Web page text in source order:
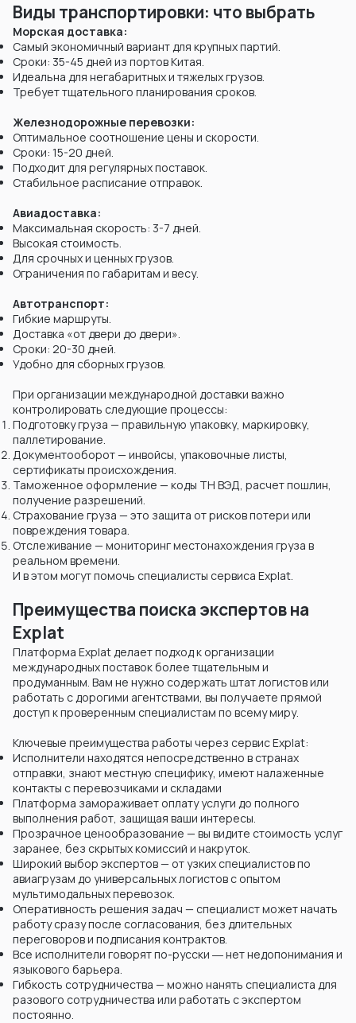
Виды транспортировки: что выбрать
Морская доставка:
Самый экономичный вариант для крупных партий.
Сроки: 35-45 дней из портов Китая.
Идеальна для негабаритных и тяжелых грузов.
Требует тщательного планирования сроков.
Железнодорожные перевозки:
Оптимальное соотношение цены и скорости.
Сроки: 15-20 дней.
Подходит для регулярных поставок.
Стабильное расписание отправок.
Авиадоставка:
Максимальная скорость: 3-7 дней.
Высокая стоимость.
Для срочных и ценных грузов.
Ограничения по габаритам и весу.
Автотранспорт:
Гибкие маршруты.
Доставка «от двери до двери».
Сроки: 20-30 дней.
Удобно для сборных грузов.
При организации международной доставки важно
контролировать следующие процессы:
Подготовку груза — правильную упаковку, маркировку,
паллетирование.
Документооборот — инвойсы, упаковочные листы,
сертификаты происхождения.
Таможенное оформление — коды ТН ВЭД, расчет пошлин,
получение разрешений.
Страхование груза — это защита от рисков потери или
повреждения товара.
Отслеживание — мониторинг местонахождения груза в
реальном времени.
И в этом могут помочь специалисты сервиса Explat.
Преимущества поиска экспертов на
Explat
Платформа Explat делает подход к организации
международных поставок более тщательным и
продуманным. Вам не нужно содержать штат логистов или
работать с дорогими агентствами, вы получаете прямой
доступ к проверенным специалистам по всему миру.
Ключевые преимущества работы через сервис Explat:
Исполнители находятся непосредственно в странах
отправки, знают местную специфику, имеют налаженные
контакты с перевозчиками и складами
Платформа замораживает оплату услуги до полного
выполнения работ, защищая ваши интересы.
Прозрачное ценообразование — вы видите стоимость услуг
заранее, без скрытых комиссий и накруток.
Широкий выбор экспертов — от узких специалистов по
авиагрузам до универсальных логистов с опытом
мультимодальных перевозок.
Оперативность решения задач — специалист может начать
работу сразу после согласования, без длительных
переговоров и подписания контрактов.
Все исполнители говорят по-русски ― нет недопонимания и
языкового барьера.
Гибкость сотрудничества — можно нанять специалиста для
разового сотрудничества или работать с экспертом
постоянно.